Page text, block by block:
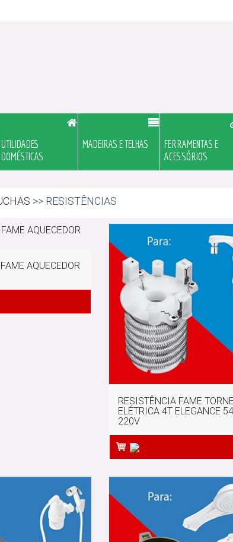
UTILIDADES
DOMÉSTICAS
MADEIRAS E TELHAS
FERRAMENTAS E
ACESSÓRIOS
>> RESISTÊNCIAS
AQUECEDOR
RESISTÊNCIA FAME
ELÉTRICA 4T ELEGANCE
220V